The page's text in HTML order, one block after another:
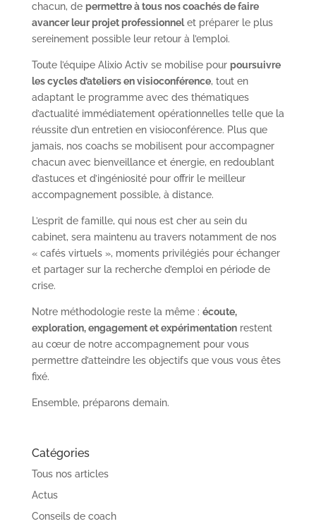
chacun, de permettre à tous nos coachés de faire
avancer leur projet professionnelet préparer le plus
sereinement possible leur retour à l’emploi.
Toute l’équipe Alixio Activ se mobilise pour poursuivre
les cycles d’ateliers en visioconférence, tout en
adaptant le programme avec des thématiques
d’actualité immédiatement opérationnelles telle que la
réussite d’un entretien en visioconférence. Plus que
jamais, nos coachs se mobilisent pour accompagner
chacun avec bienveillance et énergie, en redoublant
d’astuces et d’ingéniosité pour offrir le meilleur
accompagnement possible, à distance.
L’esprit de famille, qui nous est cher au sein du
cabinet, sera maintenu au travers notamment de nos
« cafés virtuels », moments privilégiés pour échanger
et partager sur la recherche d’emploi en période de
crise.
Notre méthodologie reste la même : écoute,
exploration, engagement et expérimentationrestent
au cœur de notre accompagnement pour vous
permettre d’atteindre les objectifs que vous vous êtes
fixé.
Ensemble, préparons demain.
Catégories
Tous nos articles
Actus
Conseils de coach